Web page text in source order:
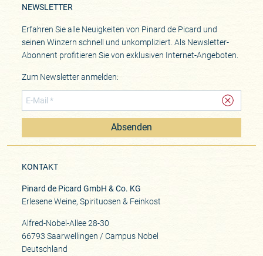
NEWSLETTER
Erfahren Sie alle Neuigkeiten von Pinard de Picard und
seinen Winzern schnell und unkompliziert. Als Newsletter-
Abonnent profitieren Sie von exklusiven Internet-Angeboten.
Zum Newsletter anmelden:
Absenden
KONTAKT
Pinard de Picard GmbH & Co. KG
Erlesene Weine, Spirituosen & Feinkost
Alfred-Nobel-Allee 28-30
66793 Saarwellingen / Campus Nobel
Deutschland